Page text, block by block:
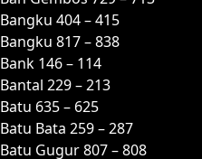
Bangku 404 – 415
Bangku 817 – 838
Bank 146 – 114
Bantal 229 – 213
Batu 635 – 625
Batu Bata 259 – 287
Batu Gugur 807 – 808